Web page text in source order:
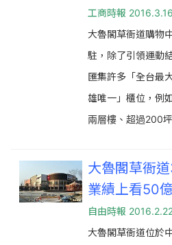
工商時報 2016.3.16
大魯閣草衙道購物
駐，除了引領運動
匯集許多「全台最
雄唯一」櫃位，例
兩層樓、超過200
大魯閣草衙
業績上看50
自由時報
大魯閣草衙道位於